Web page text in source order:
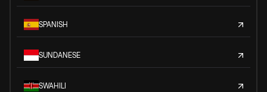
SPANISH
SUNDANESE
SWAHILI